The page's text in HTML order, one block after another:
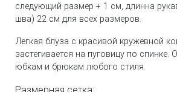
следующий размер + 1 см, длинна
шва) 22 см для всех размеров.
Легкая блуза с красивой кружевной
застегивается на пуговицу по спинке.
юбкам и брюкам любого стиля.